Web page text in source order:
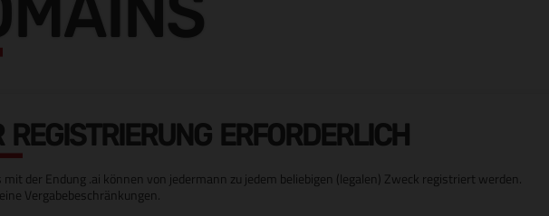
REGISTRIERUNG ERFORDERLICH
mit der Endung .ai können von jedermann zu jedem beliebigen (legalen) Zweck registriert werden.
Vergabebeschränkungen.